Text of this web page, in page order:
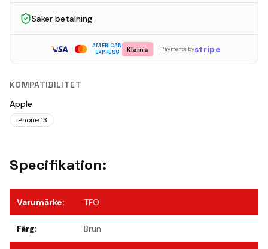
Säker betalning
AMERICAN
EXPRESS
Klarna Payments bystripe
KOMPATIBILITET
Apple
iPhone 13
Specifikation:
Varumärke: TFO
Färg: Brun